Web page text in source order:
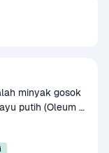
minyak gosok
putih (Oleum
kandungan
hangat yang